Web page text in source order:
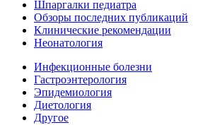
Шпаргалки педиатра
Обзоры последних публикаций
Клинические рекомендации
Неонатология
Инфекционные болезни
Гастроэнтерология
Эпидемиология
Диетология
Другое